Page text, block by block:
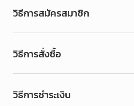
วิธีการสมัครสมาชิก
วิธีการสั่งซื้อ
วิธีการชำระเงิน